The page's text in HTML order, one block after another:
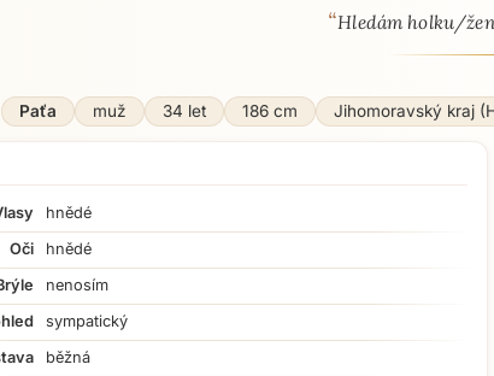
O mně - seznamka profil
“Hledám holku/
Paťa muž 34 let 186 cm Jihomoravský kraj
hnědé
Oči
hnědé
nenosím
sympatický
běžná